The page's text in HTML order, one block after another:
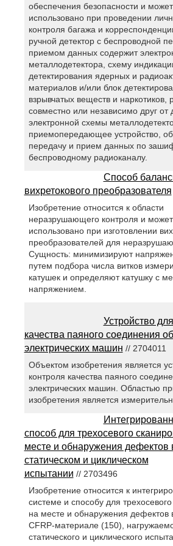
обеспечения безопасности и
использовано при проведении
контроля багажа и
ручной детектор с беспроводной
приемом данных содержит
металлодетектора, схему
детектирования ядерных и
материалов и/или блок
взрывчатых веществ и
совместно или независимо друг от
электронной схемы
приемопередающее устройство,
передачу и прием данных по
беспроводному радиоканалу.
Способ
вихретокового преобразователя
Изобретение относится к области
неразрушающего контроля и
использовано при изготовлении
преобразователей для
Сущность: минимизируют
путем подбора числа витков
катушек и определяют катушку с
напряжением.
Устройство
качества паяного соединения
электрических машин // 2704011
Объектом изобретения является
контроля качества паяного
электрических машин. Областью
изобретения является
способ для трехосевого
месте и обнаружения дефектов
статическом и циклическом
испытании // 2703496
Изобретение относится к
системе и способу для
на месте и обнаружения дефектов
CFRP-материале (150),
статического и циклического